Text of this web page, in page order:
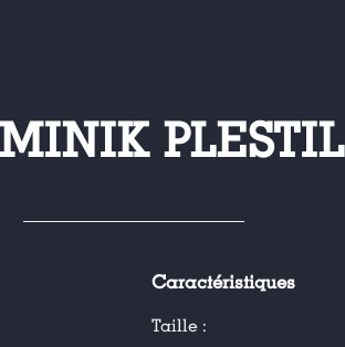
PLESTIL
Caractéristiques
Taille :